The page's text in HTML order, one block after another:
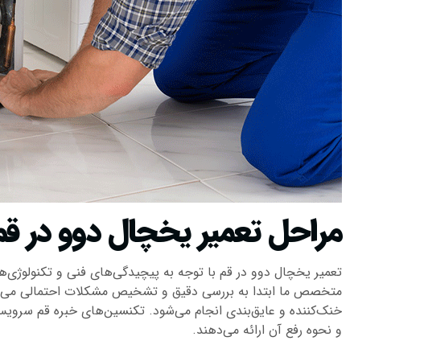
مراحل تعمیر یخچال دوو در
تعمیر یخچال دوو در قم با توجه به پیچیدگی‌های فنی و
متخصص ما ابتدا به بررسی دقیق و تشخیص مشکلات احتمالی
خنک‌کننده و عایق‌بندی انجام می‌شود. تکنسین‌های خبره قم
و نحوه رفع آن ارائه می‌دهند.